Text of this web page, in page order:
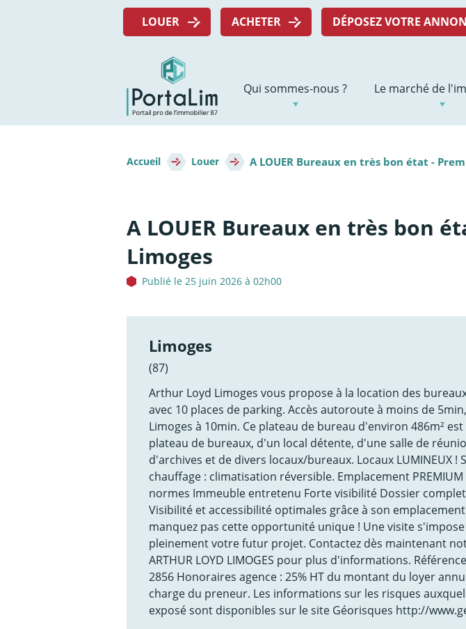
Menu
LOUER ACHETER DÉPOSEZ VOTRE
Navigation
principale
Qui sommes-nous ? Le marché de
d'Ariane
Accueil Louer A LOUER Bureaux en très bon état -
A LOUER Bureaux en très bon
Limoges
Publié le 25 juin 2026 à 02h00
Limoges
(87)
Arthur Loyd Limoges vous propose à la location des
avec 10 places de parking. Accès autoroute à moins de
Limoges à 10min. Ce plateau de bureau d'environ 486m²
plateau de bureaux, d'un local détente, d'une salle de
d'archives et de divers locaux/bureaux. Locaux LUMINEUX !
chauffage : climatisation réversible. Emplacement PREMIUM
normes Immeuble entretenu Forte visibilité Dossier
Visibilité et accessibilité optimales grâce à son
manquez pas cette opportunité unique ! Une visite
pleinement votre futur projet. Contactez dès maintenant
ARTHUR LOYD LIMOGES pour plus d'informations.
2856 Honoraires agence : 25% HT du montant du loyer
charge du preneur. Les informations sur les risques
exposé sont disponibles sur le site Géorisques http://